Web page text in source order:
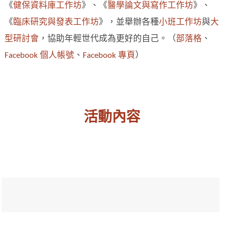
《健保資料庫工作坊》、《醫學論文與寫作工作坊》、
《臨床研究與發表工作坊》，並舉辦各種小班工作坊與大
型研討會 ，協助年輕世代成為更好的自己。（部落格 、
Facebook 個人帳號 、 Facebook 專頁 ）
活動內容